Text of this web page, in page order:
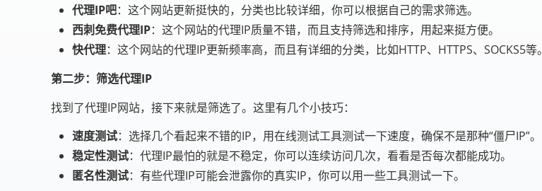
代理IP吧：这个网站更新挺快的，分类也比较详细，你可以根据自己的需求筛选。
西刺免费代理IP：这个网站的代理IP质量不错，而且支持筛选和排序，用起来挺方便。
快代理：这个网站的代理IP更新频率高，而且有详细的分类，比如HTTP、HTTPS、SOCKS5等。
第二步：筛选代理IP
找到了代理IP网站，接下来就是筛选了。这里有几个小技巧：
速度测试：选择几个看起来不错的IP，用在线测试工具测试一下速度，确保不是那种“僵尸IP”。
稳定性测试：代理IP最怕的就是不稳定，你可以连续访问几次，看看是否每次都能成功。
匿名性测试：有些代理IP可能会泄露你的真实IP，你可以用一些工具测试一下。